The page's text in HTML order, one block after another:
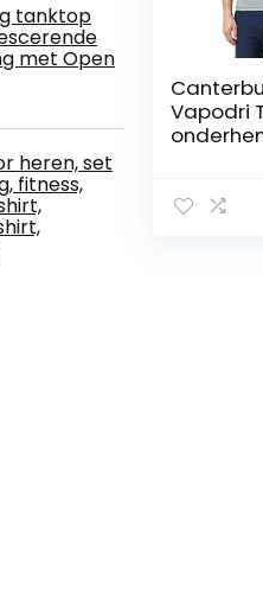
tanktop
met Open
heren, set
fitness,
Vapodri